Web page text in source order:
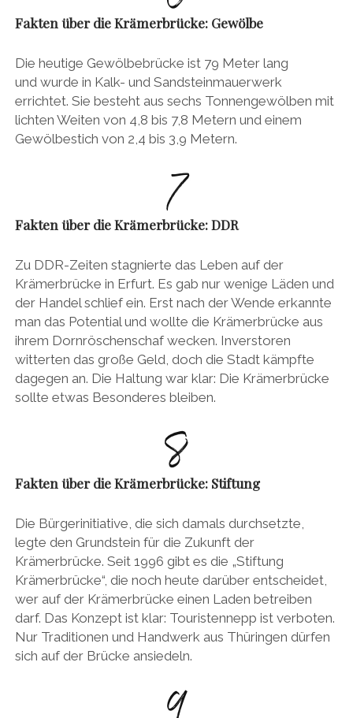
Fakten über die Krämerbrücke: Gewölbe
Die heutige Gewölbebrücke ist 79 Meter lang
und wurde in Kalk- und Sandsteinmauerwerk
errichtet. Sie besteht aus sechs Tonnengewölben mit
lichten Weiten von 4,8 bis 7,8 Metern und einem
Gewölbestich von 2,4 bis 3,9 Metern.
Fakten über die Krämerbrücke: DDR
Zu DDR-Zeiten stagnierte das Leben auf der
Krämerbrücke in Erfurt. Es gab nur wenige Läden und
der Handel schlief ein. Erst nach der Wende erkannte
man das Potential und wollte die Krämerbrücke aus
ihrem Dornröschenschaf wecken. Inverstoren
witterten das große Geld, doch die Stadt kämpfte
dagegen an. Die Haltung war klar: Die Krämerbrücke
sollte etwas Besonderes bleiben.
Fakten über die Krämerbrücke: Stiftung
Die Bürgerinitiative, die sich damals durchsetzte,
legte den Grundstein für die Zukunft der
Krämerbrücke. Seit 1996 gibt es die „Stiftung
Krämerbrücke“, die noch heute darüber entscheidet,
wer auf der Krämerbrücke einen Laden betreiben
darf. Das Konzept ist klar: Touristennepp ist verboten.
Nur Traditionen und Handwerk aus Thüringen dürfen
sich auf der Brücke ansiedeln.